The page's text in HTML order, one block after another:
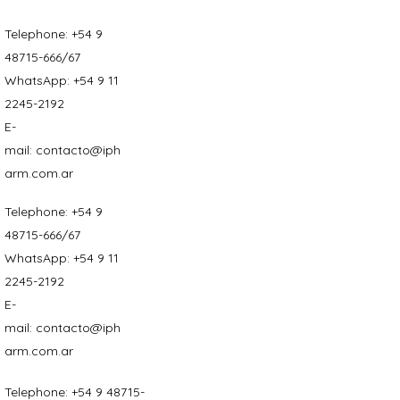
Telephone: +54 9
48715-666/67
WhatsApp: +54 9 11
2245-2192
E-
mail: contacto@iph
arm.com.ar
Telephone: +54 9
48715-666/67
WhatsApp: +54 9 11
2245-2192
E-
mail: contacto@iph
arm.com.ar
Telephone: +54 9 48715-